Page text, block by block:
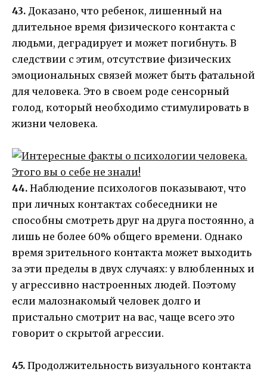
43. Доказано, что ребенок, лишенный на
длительное время физического контакта с
людьми, деградирует и может погибнуть. В
следствии с этим, отсутствие физических
эмоциональных связей может быть фатальной
для человека. Это в своем роде сенсорный
голод, который необходимо стимулировать в
жизни человека.
44. Наблюдение психологов показывают, что
при личных контактах собеседники не
способны смотреть друг на друга постоянно, а
лишь не более 60% общего времени. Однако
время зрительного контакта может выходить
за эти пределы в двух случаях: у влюбленных и
у агрессивно настроенных людей. Поэтому
если малознакомый человек долго и
пристально смотрит на вас, чаще всего это
говорит о скрытой агрессии.
45. Продолжительность визуального контакта